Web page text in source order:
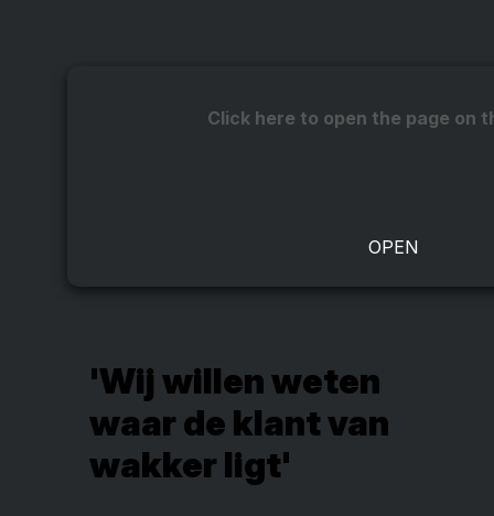
Click here to open the page on
'Wij willen weten
waar de klant van
wakker ligt'